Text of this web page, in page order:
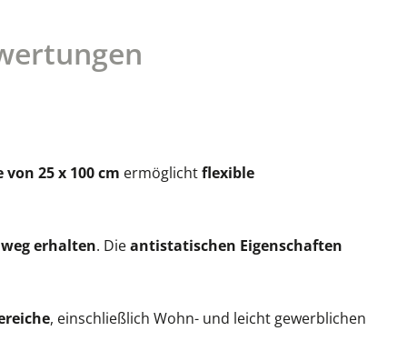
von 25 x 100 cm ermöglichtflexible
erhalten. Dieantistatischen Eigenschaften
, einschließlich Wohn- und leicht gewerblichen